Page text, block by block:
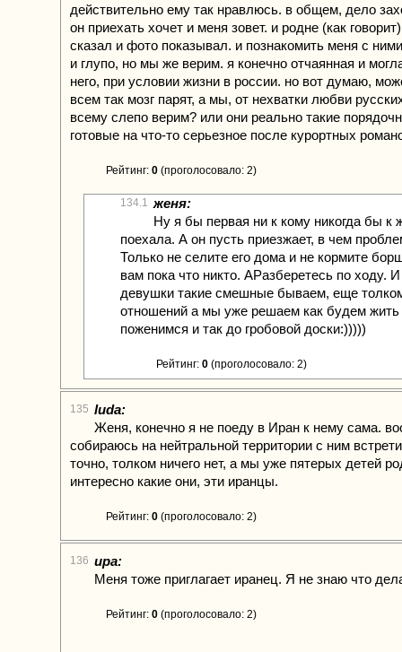
действительно ему так нравлюсь. в общем, дело
он приехать хочет и меня зовет. и родне (как
сказал и фото показывал. и познакомить меня с
и глупо, но мы же верим. я конечно отчаянная и
него, при условии жизни в россии. но вот думаю,
всем так мозг парят, а мы, от нехватки любви
всему слепо верим? или они реально такие
готовые на что-то серьезное после курортных
Рейтинг: 0 (проголосовало: 2)
134.1 женя:
Ну я бы первая ни к кому никогда бы к
поехала. А он пусть приезжает, в чем
Только не селите его дома и не кормите
вам пока что никто. АРазберетесь по ходу.
девушки такие смешные бываем, еще
отношений а мы уже решаем как будем жить
поженимся и так до гробовой доски:)))))
Рейтинг: 0 (проголосовало: 2)
135 luda:
Женя, конечно я не поеду в Иран к нему сама.
собираюсь на нейтральной территории с ним
точно, толком ничего нет, а мы уже пятерых детей
интересно какие они, эти иранцы.
Рейтинг: 0 (проголосовало: 2)
136 ира:
Меня тоже приглагает иранец. Я не знаю что
Рейтинг: 0 (проголосовало: 2)